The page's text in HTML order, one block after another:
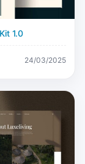
1.0
24/03/2025